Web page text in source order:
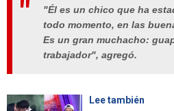
"Él es un chico que ha
todo momento, en las
Es un gran muchacho:
trabajador", agregó.
Lee también